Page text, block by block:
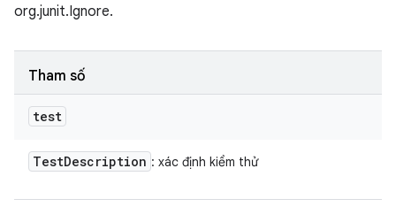
org.junit.Ignore.
Tham số
test
TestDescription : xác định kiểm thử